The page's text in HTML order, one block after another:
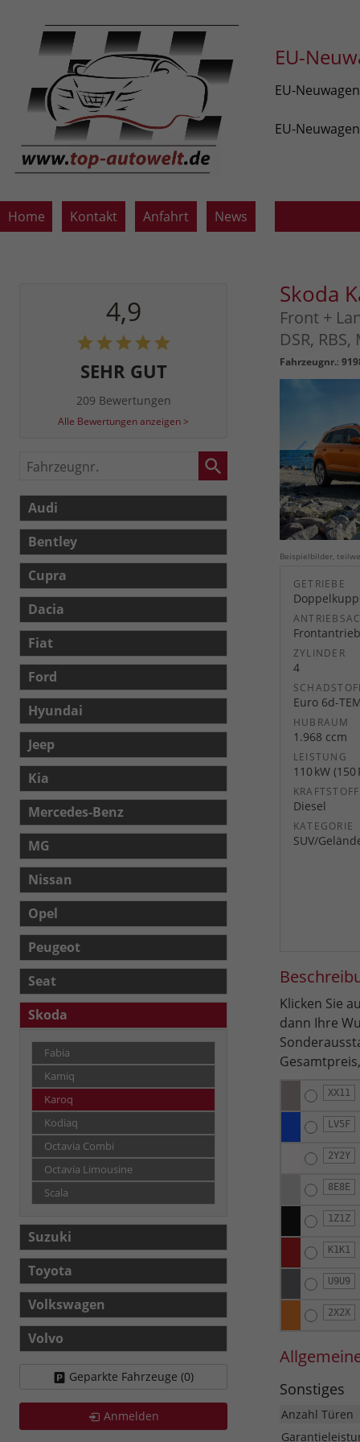
EU-
EU-
EU-
Home Kontakt Anfahrt News
Skoda
Front +
DSR,
Fahrzeugnr.:
Beispielbilder,
GETRIEBE
Frontantrieb
ZYLINDER
4
Euro 6d-
HUBRAUM
1.968 ccm
LEISTUNG
110 kW (150
KRAFTSTOFF
Diesel
KATEGORIE
SUV/
Klicken Sie
dann Ihre
XX11
LV5F
2Y2Y
8E8E
1Z1Z
K1K1
U9U9
2X2X
Sonstiges
Anzahl Türen
4,9
SEHR GUT
209 Bewertungen
Alle Bewertungen anzeigen >
Fahrzeugnr.
Audi
Bentley
Cupra
Dacia
Fiat
Ford
Hyundai
Jeep
Kia
Mercedes-Benz
MG
Nissan
Opel
Peugeot
Seat
Skoda
Fabia
Kamiq
Karoq
Kodiaq
Octavia Combi
Octavia Limousine
Scala
Suzuki
Toyota
Volkswagen
Volvo
Geparkte Fahrzeuge (0)
Anmelden